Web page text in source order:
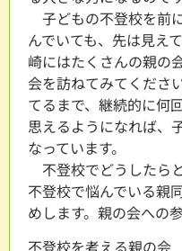
子どもの不登校を前
んでいても、先は見え
崎にはたくさんの親の
会を訪ねてみてくださ
てるまで、継続的に何
思えるようになれば、
なっています。
不登校でどうしたら
不登校で悩んでいる親
めします。親の会への